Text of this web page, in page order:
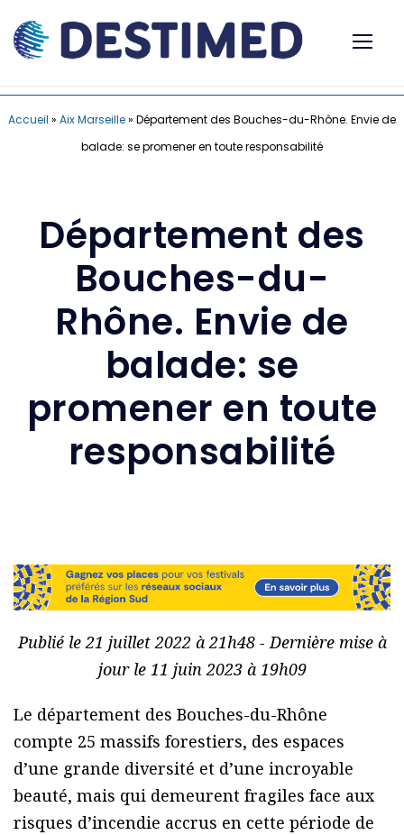
Accueil » Aix Marseille» Département des Bouches-du-Rhône. Envie de
balade: se promener en toute responsabilité
Département des
Bouches-du-
Rhône. Envie de
balade: se
promener en toute
responsabilité
Publié le 21 juillet 2022 à 21h48 - Dernière mise à
jour le 11 juin 2023 à 19h09
Le département des Bouches-du-Rhône
compte 25 massifs forestiers, des espaces
d’une grande diversité et d’une incroyable
beauté, mais qui demeurent fragiles face aux
risques d’incendie accrus en cette période de